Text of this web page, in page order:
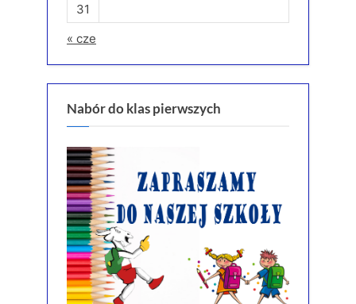
31
« cze
Nabór do klas pierwszych